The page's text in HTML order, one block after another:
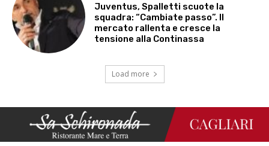
Juventus, Spalletti scuote la
squadra: “Cambiate passo”. Il
mercato rallenta e cresce la
tensione alla Continassa
Load more